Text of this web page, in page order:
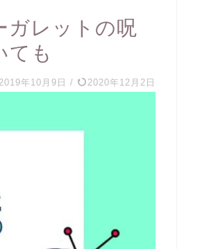
ガレットの呪
ても
2019年10月9日 / 2020年12月2日